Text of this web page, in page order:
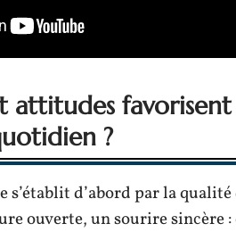
attitudes
?
d’abord par la
ouverte, un sourire sincère